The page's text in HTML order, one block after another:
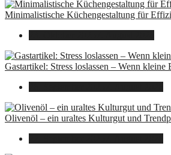
Minimalistische Küchengestaltung für
Gastartikel: Stress loslassen – Wenn
Olivenöl – ein uraltes Kulturgut und